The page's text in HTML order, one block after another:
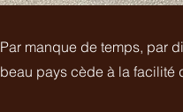
Par manque de temps, par
beau pays cède à la facilité